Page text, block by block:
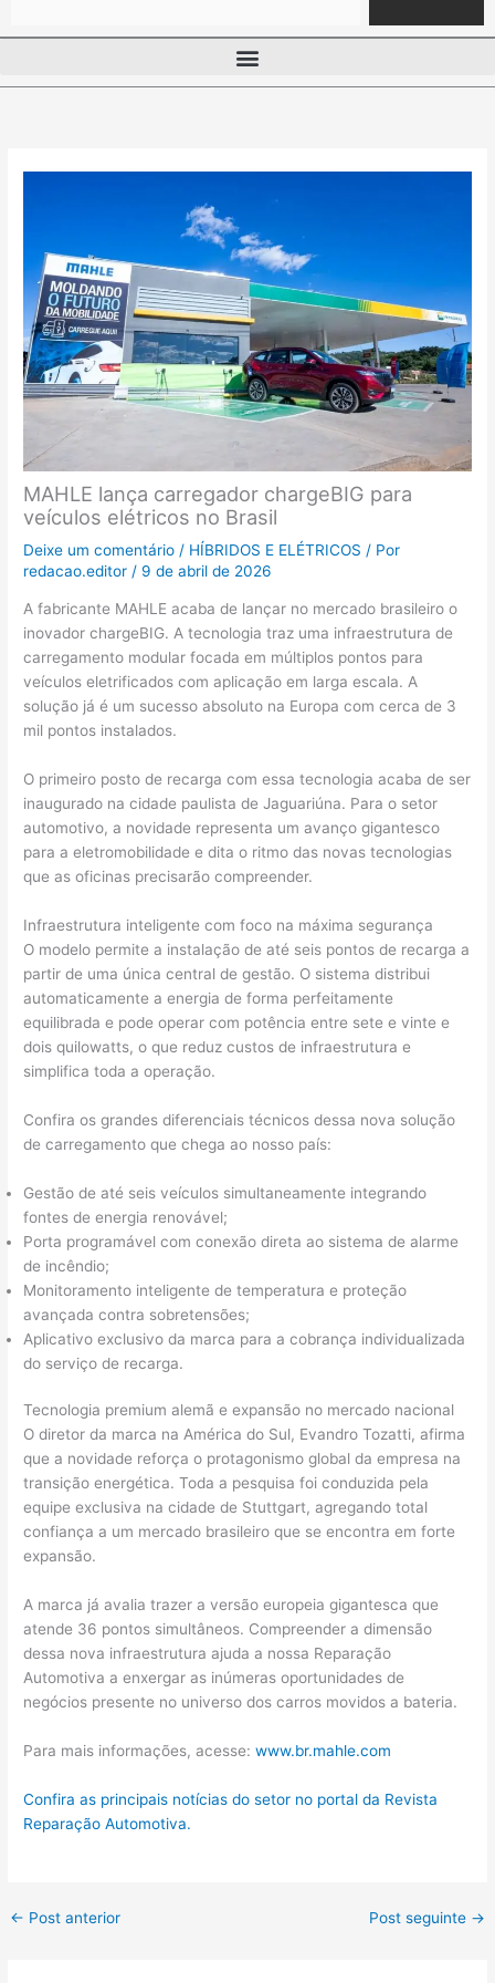
MAHLE lança carregador chargeBIG para
veículos elétricos no Brasil
Deixe um comentário / HÍBRIDOS E ELÉTRICOS / Por
redacao.editor / 9 de abril de 2026
A fabricante MAHLE acaba de lançar no mercado brasileiro o
inovador chargeBIG. A tecnologia traz uma infraestrutura de
carregamento modular focada em múltiplos pontos para
veículos eletrificados com aplicação em larga escala. A
solução já é um sucesso absoluto na Europa com cerca de 3
mil pontos instalados.
O primeiro posto de recarga com essa tecnologia acaba de ser
inaugurado na cidade paulista de Jaguariúna. Para o setor
automotivo, a novidade representa um avanço gigantesco
para a eletromobilidade e dita o ritmo das novas tecnologias
que as oficinas precisarão compreender.
Infraestrutura inteligente com foco na máxima segurança
O modelo permite a instalação de até seis pontos de recarga a
partir de uma única central de gestão. O sistema distribui
automaticamente a energia de forma perfeitamente
equilibrada e pode operar com potência entre sete e vinte e
dois quilowatts, o que reduz custos de infraestrutura e
simplifica toda a operação.
Confira os grandes diferenciais técnicos dessa nova solução
de carregamento que chega ao nosso país:
Gestão de até seis veículos simultaneamente integrando
fontes de energia renovável;
Porta programável com conexão direta ao sistema de alarme
de incêndio;
Monitoramento inteligente de temperatura e proteção
avançada contra sobretensões;
Aplicativo exclusivo da marca para a cobrança individualizada
do serviço de recarga.
Tecnologia premium alemã e expansão no mercado nacional
O diretor da marca na América do Sul, Evandro Tozatti, afirma
que a novidade reforça o protagonismo global da empresa na
transição energética. Toda a pesquisa foi conduzida pela
equipe exclusiva na cidade de Stuttgart, agregando total
confiança a um mercado brasileiro que se encontra em forte
expansão.
A marca já avalia trazer a versão europeia gigantesca que
atende 36 pontos simultâneos. Compreender a dimensão
dessa nova infraestrutura ajuda a nossa Reparação
Automotiva a enxergar as inúmeras oportunidades de
negócios presente no universo dos carros movidos a bateria.
Para mais informações, acesse:www.br.mahle.com
Confira as principais notícias do setor no portal da Revista
Reparação Automotiva.
← Post anterior Post seguinte →